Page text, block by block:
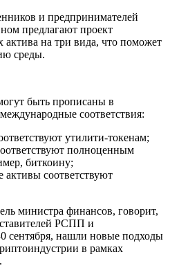
и предпринимателей
предлагают проект
актива на три вида, что поможет
среды.
быть прописаны в
соответствия:
утилити-токенам;
полноценным
биткоину;
соответствуют
министра финансов, говорит,
РСПП и
сентября, нашли новые подходы
в рамках